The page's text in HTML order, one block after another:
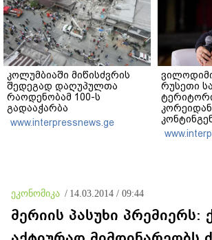
კოლუმბიაში მიწისძვრის
შედეგად დაღუპულთა
რაოდენობამ 100-ს
გადააჭარბა
www.interpressnews.ge
რუსეთი
ეკონომიკა / 14.03.2014 / 09:44
მერიის პასუხი პრემიერს: